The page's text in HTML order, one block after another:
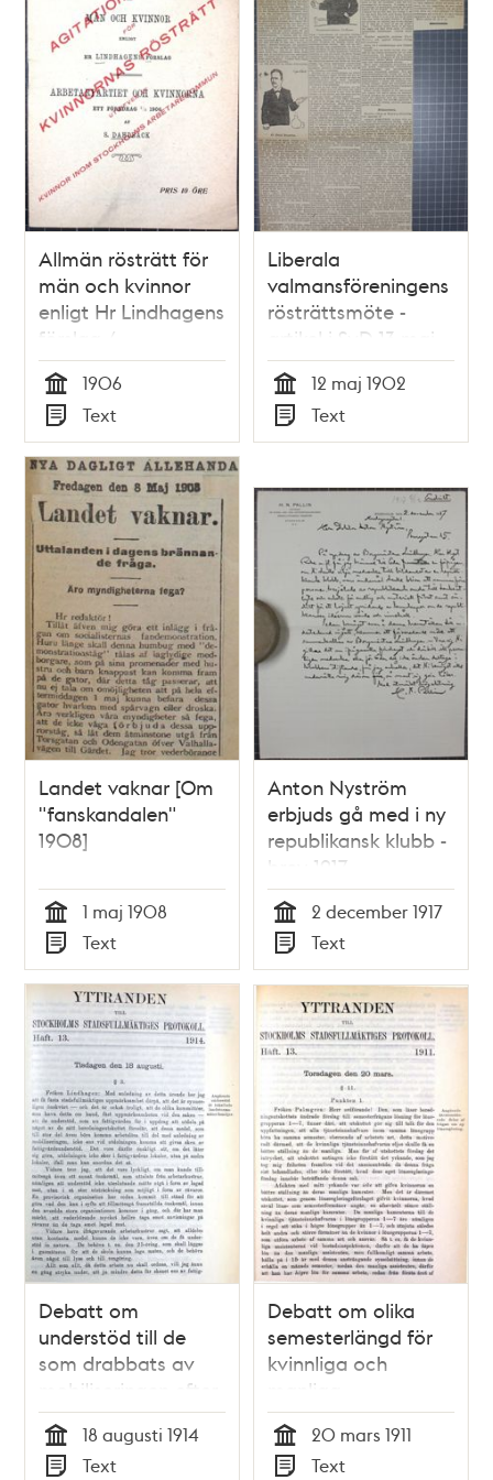
Allmän rösträtt för
män och kvinnor
enligt Hr Lindhagens
förslag /
Arbetarepartiet och
kvinnorna – ett
föredrag 7/3 1906 af
S. Dahlbäck.
Tid
1906
Typ
Text
Liberala
valmansföreningens
rösträttsmöte -
artikel i SvD 13 maj
1902
Tid
12 maj 1902
Typ
Text
Landet vaknar [Om
"fanskandalen"
1908]
Tid
1 maj 1908
Typ
Text
Anton Nyström
erbjuds gå med i ny
republikansk klubb -
brev 1917
Tid
2 december 1917
Typ
Text
Debatt om
understöd till de
som drabbats av
mobiliseringen efter
första världskrigets
utbrott -
stadsfullmäktige
Tid
18 augusti 1914
Text
Debatt om olika
semesterlängd för
kvinnliga och
manliga
kommunalanställda
i stadsfullmäktige
20 mars 1911
Tid
20 mars 1911
Text